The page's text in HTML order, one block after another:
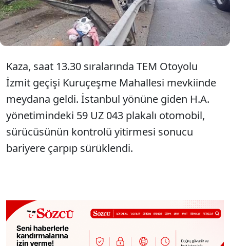
Kaza, saat 13.30 sıralarında TEM Otoyolu
İzmit geçişi Kuruçeşme Mahallesi mevkiinde
meydana geldi. İstanbul yönüne giden H.A.
yönetimindeki 59 UZ 043 plakalı otomobil,
sürücüsünün kontrolü yitirmesi sonucu
bariyere çarpıp sürüklendi.